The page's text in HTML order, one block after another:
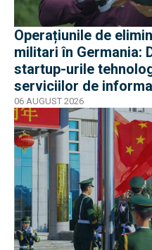
Operațiunile de
militari în Germania:
startup-urile
serviciilor de
06 AUGUST 2026